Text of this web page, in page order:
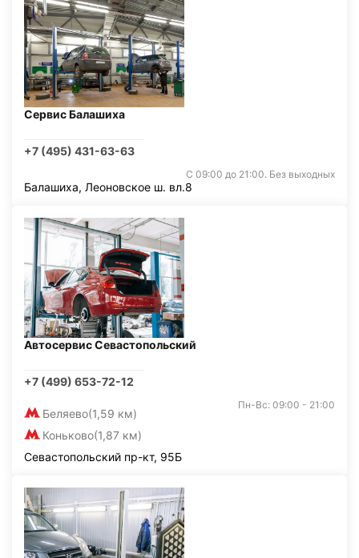
Сервис Балашиха
+7 (495) 431-63-63
С 09:00 до 21:00. Без выходных
Балашиха, Леоновское ш. вл.8
Автосервис Севастопольский
+7 (499) 653-72-12
Беляево(1,59 км)
Коньково(1,87 км)
Пн-Вс: 09:00 - 21:00
Севастопольский пр-кт, 95Б